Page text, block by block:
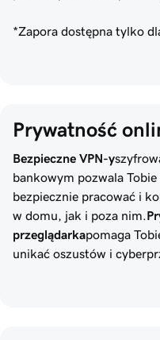
*Zapora dostępna tylko
Prywatność
Bezpieczne VPN-y
bankowym pozwala
bezpiecznie pracować i
w domu, jak i poza nim.
przeglądarkapomaga
unikać oszustów i